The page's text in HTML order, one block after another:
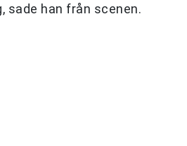
sade han från scenen.